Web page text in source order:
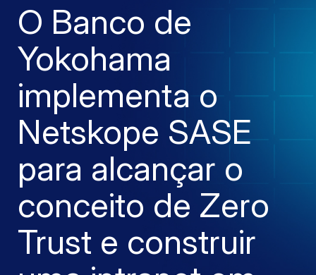
O Banco de
Yokohama
implementa o
Netskope SASE
para alcançar o
conceito de Zero
Trust e construir